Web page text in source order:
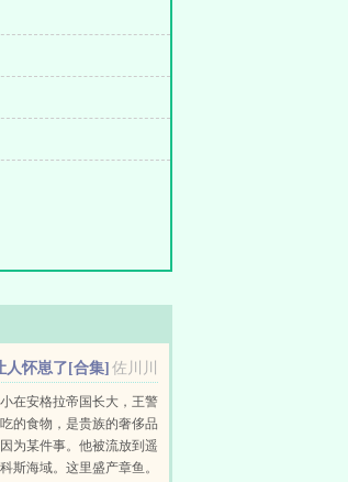
佐川川
人怀崽了[合集]
在安格拉帝国长大，王警
的食物，是贵族的奢侈品
为某件事。他被流放到遥
斯海域。这里盛产章鱼。